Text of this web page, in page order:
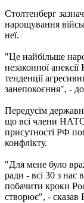
Столтенберг
нарощування
неї.
"Це найбільше
незаконної
тенденції
занепокоєння", -
Передусім
що всі члени НАТО
присутності РФ
конфлікту.
"Для мене було
ради - всі 30 з нас
побачити кроки
створює", - сказав